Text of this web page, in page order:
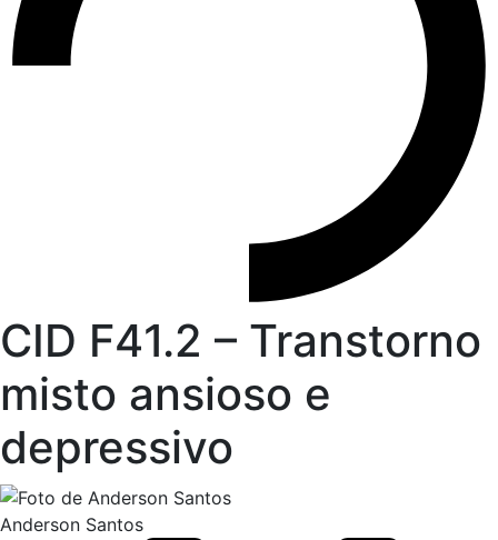
CID F41.2 – Transtorno
misto ansioso e
depressivo
Anderson Santos